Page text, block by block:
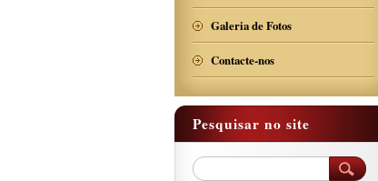
Galeria de Fotos
Contacte-nos
Pesquisar no site